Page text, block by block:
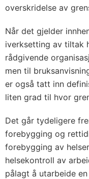
overskridelse av
Når det gjelder
iverksetting av tiltak
rådgivende
men til
er også tatt inn
liten grad til hvor
Det går tydeligere
forebygging og
forebygging av
helsekontroll av
pålagt å utarbeide